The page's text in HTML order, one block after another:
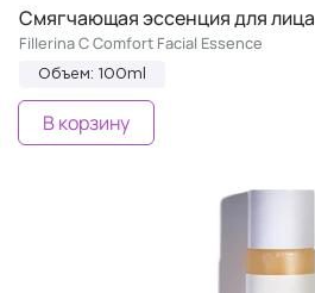
Смягчающая эссенция для лица
Fillerina C Comfort Facial Essence
Объем: 100ml
В корзину